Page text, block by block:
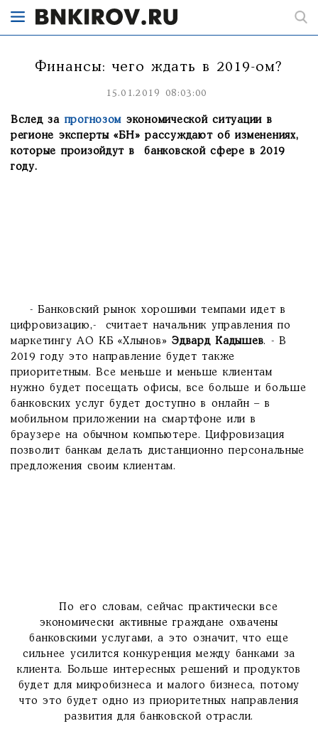
Финансы: чего ждать в 2019-ом?
15.01.2019 08:03:00
Вслед за прогнозом экономической ситуации в
регионе эксперты «БН» рассуждают об изменениях,
которые произойдут в банковской сфере в 2019
году.
- Банковский рынок хорошими темпами идет в
цифровизацию,- считает начальник управления по
маркетингу АО КБ «Хлынов»Эдвард Кадышев. - В
2019 году это направление будет также
приоритетным. Все меньше и меньше клиентам
нужно будет посещать офисы, все больше и больше
банковских услуг будет доступно в онлайн – в
мобильном приложении на смартфоне или в
браузере на обычном компьютере. Цифровизация
позволит банкам делать дистанционно персональные
предложения своим клиентам.
По его словам, сейчас практически все
экономически активные граждане охвачены
банковскими услугами, а это означит, что еще
сильнее усилится конкуренция между банками за
клиента. Больше интересных решений и продуктов
будет для микробизнеса и малого бизнеса, потому
что это будет одно из приоритетных направления
развития для банковской отрасли.